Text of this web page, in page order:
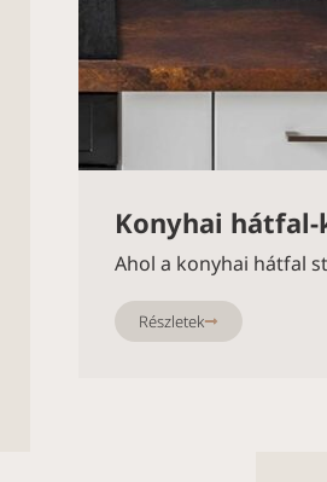
Konyhai
Ahol a konyhai hátfal
Részletek